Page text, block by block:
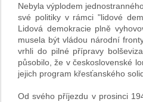
Nebyla výplodem
své politiky v rámci "lidové
Lidová demokracie plně
musela být vládou národní
vrhli do pilné přípravy
působilo, že v československé
jejich program křesťanského
Od svého příjezdu v prosinci